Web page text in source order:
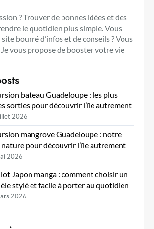
? Trouver de bonnes idées et des
le quotidien plus simple. Vous
bourré d’infos et de conseils ? Vous
Je vous propose de booster votre vie
bateau Guadeloupe : les plus
sorties pour découvrir l’île autrement
2026
mangrove Guadeloupe : notre
nature pour découvrir l’île autrement
2026
Japon manga : comment choisir un
stylé et facile à porter au quotidien
2026